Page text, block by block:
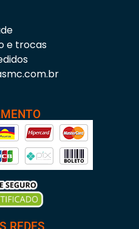
e trocas
REDES